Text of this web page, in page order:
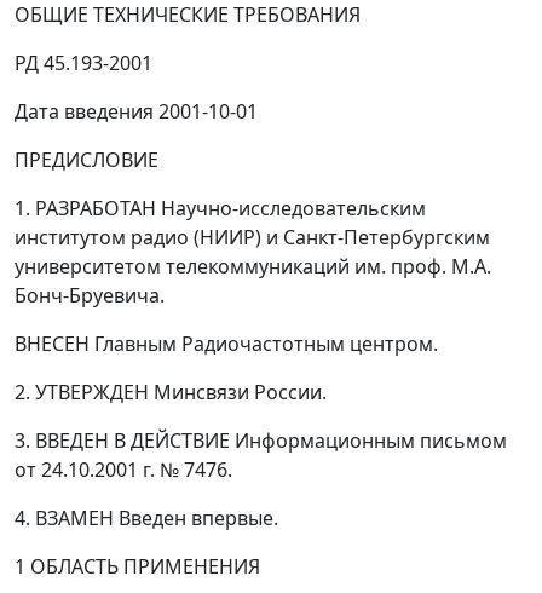
ОБЩИЕ ТЕХНИЧЕСКИЕ ТРЕБОВАНИЯ
РД 45.193-2001
Дата введения 2001-10-01
ПРЕДИСЛОВИЕ
1. РАЗРАБОТАН Научно-исследовательским
институтом радио (НИИР) и Санкт-Петербургским
университетом телекоммуникаций им. проф. М.А.
Бонч-Бруевича.
ВНЕСЕН Главным Радиочастотным центром.
2. УТВЕРЖДЕН Минсвязи России.
3. ВВЕДЕН В ДЕЙСТВИЕ Информационным письмом
от 24.10.2001 г. № 7476.
4. ВЗАМЕН Введен впервые.
1 ОБЛАСТЬ ПРИМЕНЕНИЯ